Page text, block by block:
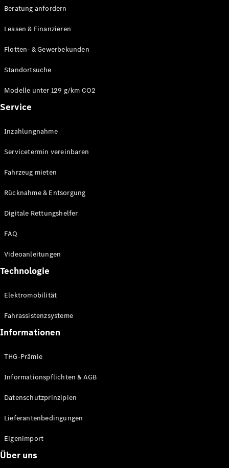
Beratung anfordern
Leasen & Finanzieren
Flotten- & Gewerbekunden
Standortsuche
Modelle unter 129 g/km CO2
Service
Inzahlungnahme
Servicetermin vereinbaren
Fahrzeug mieten
Rücknahme & Entsorgung
Digitale Rettungshelfer
FAQ
Videoanleitungen
Technologie
Elektromobilität
Fahrassistenzsysteme
Informationen
THG-Prämie
Informationspflichten & AGB
Datenschutzprinzipien
Lieferantenbedingungen
Eigenimport
Über uns